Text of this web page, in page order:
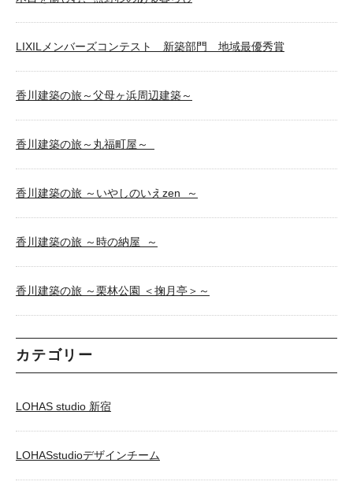
LIXILメンバーズコンテスト 新築部門 地域最優秀賞
香川建築の旅～父母ヶ浜周辺建築～
香川建築の旅～丸福町屋～
香川建築の旅 ～いやしのいえzen ～
香川建築の旅 ～時の納屋 ～
香川建築の旅 ～栗林公園 ＜掬月亭＞～
カテゴリー
LOHAS studio 新宿
LOHASstudioデザインチーム